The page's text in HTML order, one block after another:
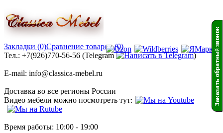
Закладки (0)Сравнение товаров (0)
Тел.: +7(926)770-56-56 (Telegram
)
E-mail: info@classica-mebel.ru
Доставка во все регионы России
Видео мебели можно посмотреть тут:
Время работы: 10:00 - 19:00